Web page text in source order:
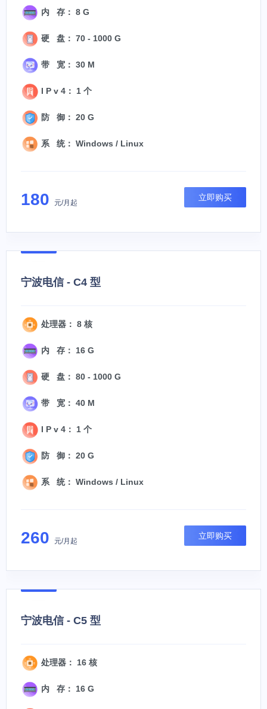
内 存： 8 G
硬 盘： 70 - 1000 G
带 宽： 30 M
I P v 4： 1 个
防 御： 20 G
系 统： Windows / Linux
180 元/月起
立即购买
宁波电信 - C4 型
处理器： 8 核
内 存： 16 G
硬 盘： 80 - 1000 G
带 宽： 40 M
I P v 4： 1 个
防 御： 20 G
系 统： Windows / Linux
260 元/月起
立即购买
宁波电信 - C5 型
处理器： 16 核
内 存： 16 G